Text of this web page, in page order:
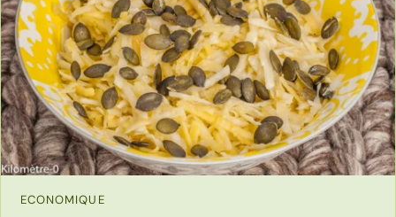
ECONOMIQUE